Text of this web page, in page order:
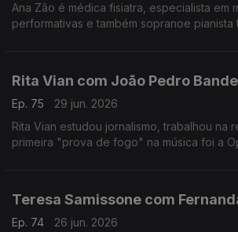
Ana Zão é médica fisiatra, especialista em
performativas e também sopranoe
Rita Vian com João Pedro
Ep. 75
29 jun. 2026
Rita Vian estudou jornalismo, trabalhou na
primeira "prova de fogo" na música foi a
Teresa Samissone com
Ep. 74 26 jun. 2026